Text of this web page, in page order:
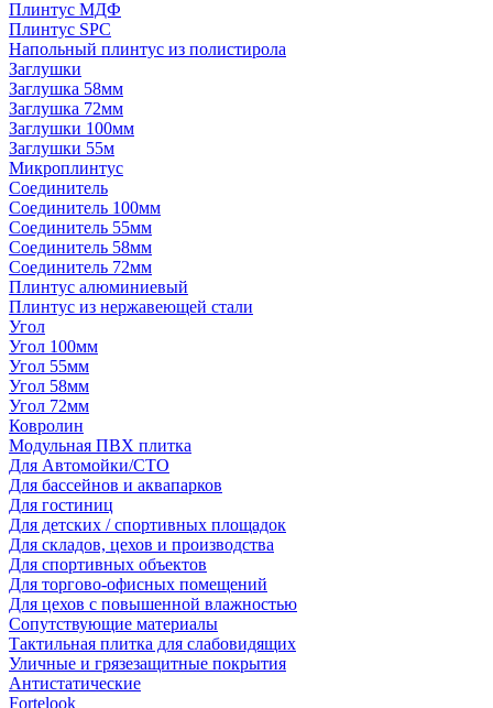
Плинтус МДФ
Плинтус SPC
Напольный плинтус из полистирола
Заглушки
Заглушка 58мм
Заглушка 72мм
Заглушки 100мм
Заглушки 55м
Микроплинтус
Соединитель
Соединитель 100мм
Соединитель 55мм
Соединитель 58мм
Соединитель 72мм
Плинтус алюминиевый
Плинтус из нержавеющей стали
Угол
Угол 100мм
Угол 55мм
Угол 58мм
Угол 72мм
Ковролин
Модульная ПВХ плитка
Для Автомойки/СТО
Для бассейнов и аквапарков
Для гостиниц
Для детских / спортивных площадок
Для складов, цехов и производства
Для спортивных объектов
Для торгово-офисных помещений
Для цехов с повышенной влажностью
Сопутствующие материалы
Тактильная плитка для слабовидящих
Уличные и грязезащитные покрытия
Антистатические
Fortelook